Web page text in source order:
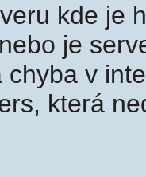
kde je
je
chyba v
která